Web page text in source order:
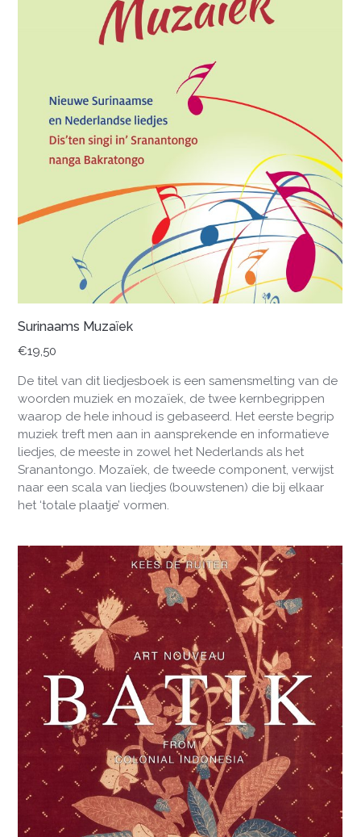
Surinaams Muzaïek
€19,50
De titel van dit liedjesboek is een samensmelting van de
woorden muziek en mozaïek, de twee kernbegrippen
waarop de hele inhoud is gebaseerd. Het eerste begrip
muziek treft men aan in aansprekende en informatieve
liedjes, de meeste in zowel het Nederlands als het
Sranantongo. Mozaïek, de tweede component, verwijst
naar een scala van liedjes (bouwstenen) die bij elkaar
het ‘totale plaatje’ vormen.